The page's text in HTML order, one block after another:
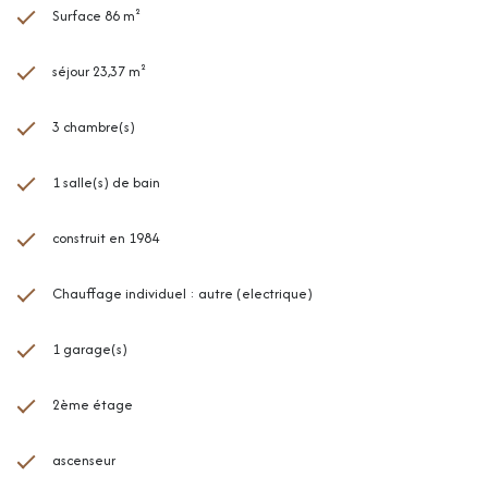
Surface 86 m²
séjour 23,37 m²
3 chambre(s)
1 salle(s) de bain
construit en 1984
Chauffage individuel : autre (electrique)
1 garage(s)
2ème étage
ascenseur